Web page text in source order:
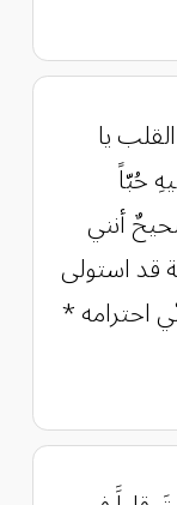
يا
حُبّاً
أنني
قد استولى
احترامه *